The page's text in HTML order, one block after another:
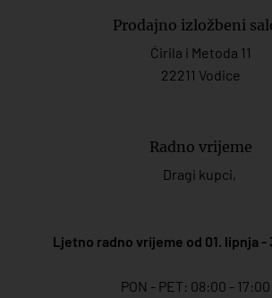
Prodajno izložbeni
Ćirila i Metoda 11
22211 Vodice
Radno vrijeme
Dragi kupci,
Ljetno radno vrijeme od 01. lipnja -
PON - PET: 08:00 - 17:00